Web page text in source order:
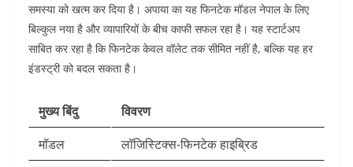
समस्या को खत्म कर दिया है। अपाया का यह फिनटेक मॉडल नेपाल के लिए
बिल्कुल नया है और व्यापारियों के बीच काफी सफल रहा है। यह स्टार्टअप
साबित कर रहा है कि फिनटेक केवल वॉलेट तक सीमित नहीं है, बल्कि यह हर
इंडस्ट्री को बदल सकता है।
मुख्य बिंदु
विवरण
मॉडल
लॉजिस्टिक्स-फिनटेक हाइब्रिड